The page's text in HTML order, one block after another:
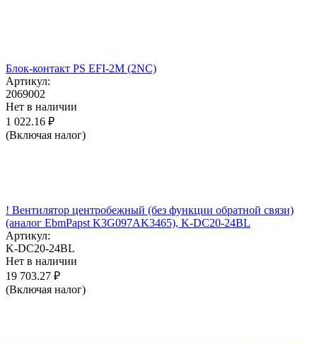
Блок-контакт PS EFI-2M (2NC)
Артикул:
2069002
Нет в наличии
1 022.16 ₽
(Включая налог)
! Вентилятор центробежный (без функции обратной связи)
(аналог EbmPapst K3G097AK3465), K-DC20-24BL
Артикул:
K-DC20-24BL
Нет в наличии
19 703.27 ₽
(Включая налог)